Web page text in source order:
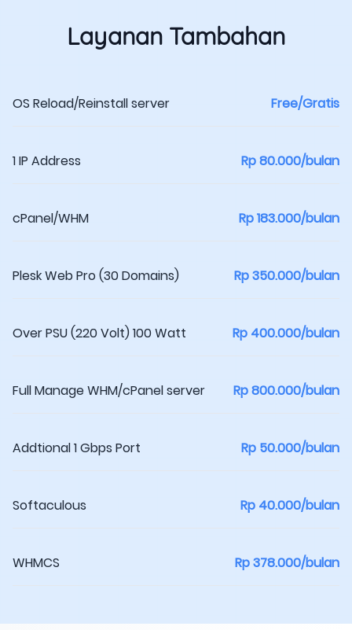
Layanan Tambahan
OS Reload/Reinstall server Free/Gratis
1 IP Address Rp 80.000/bulan
cPanel/WHM Rp 183.000/bulan
Plesk Web Pro (30 Domains) Rp 350.000/bulan
Over PSU (220 Volt) 100 Watt Rp 400.000/bulan
Full Manage WHM/cPanel server Rp 800.000/bulan
Addtional 1 Gbps Port Rp 50.000/bulan
Softaculous Rp 40.000/bulan
WHMCS Rp 378.000/bulan